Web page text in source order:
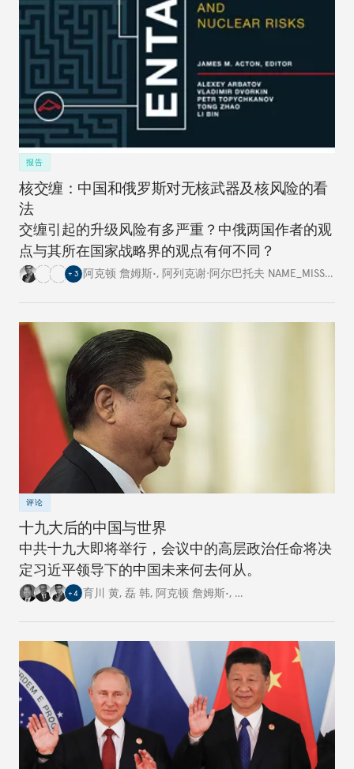
报告
核交缠：中国和俄罗斯对无核武器及核风险的看
法
交缠引起的升级风险有多严重？中俄两国作者的观
点与其所在国家战略界的观点有何不同？
+ 3 阿克顿 詹姆斯•, 阿列克谢·阿尔巴托夫 NAME_MISSING
评论
十九大后的中国与世界
中共十九大即将举行，会议中的高层政治任命将决
定习近平领导下的中国未来何去何从。
+4 育川 黄, 磊 韩, 阿克顿 詹姆斯•, …